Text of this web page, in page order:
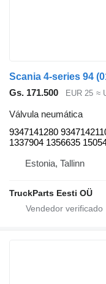
Gs. 171.500 EUR 25 ≈
Válvula neumática
9347141280
1337904 1356635
Estonia, Tallinn
TruckParts Eesti OÜ